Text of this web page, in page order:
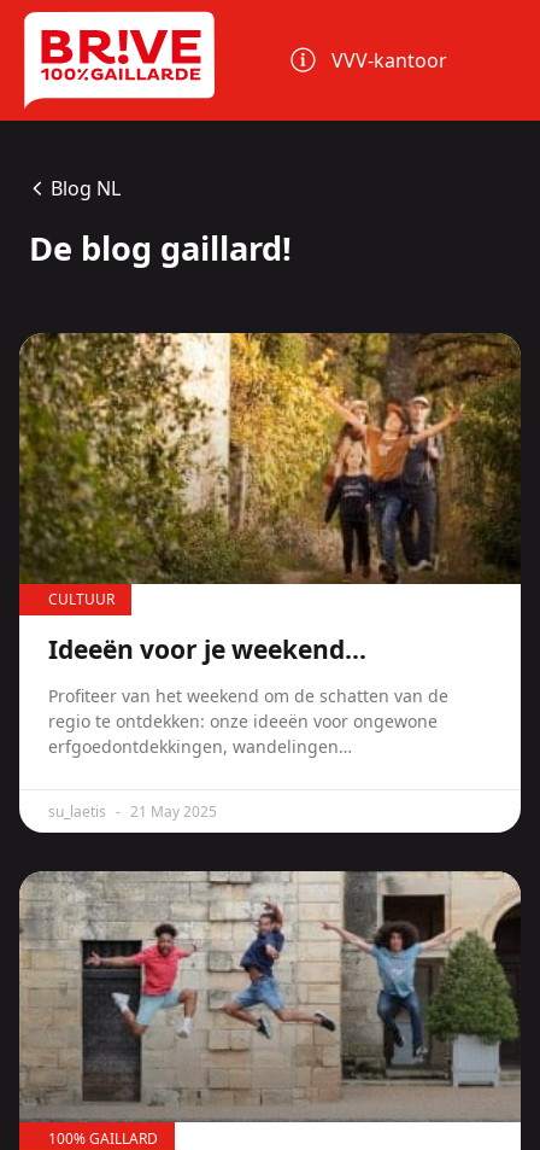
Cookies beheer paneel
VVV-kantoor
Blog NL
De blog gaillard!
CULTUUR
Ideeën voor je weekend…
Profiteer van het weekend om de schatten van de
regio te ontdekken: onze ideeën voor ongewone
erfgoedontdekkingen, wandelingen…
su_laetis 21 May 2025
100% GAILLARD